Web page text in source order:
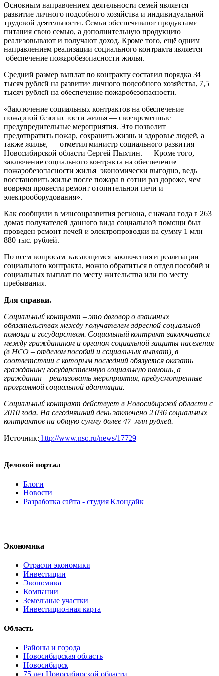
Основным направлением деятельности семей является
развитие личного подсобного хозяйства и индивидуальной
трудовой деятельности. Семьи обеспечивают продуктами
питания свою семью, а дополнительную продукцию
реализовывают и получают доход. Кроме того, ещё одним
направлением реализации социального контракта является
обеспечение пожаробезопасности жилья.
Средний размер выплат по контракту составил порядка 34
тысяч рублей на развитие личного подсобного хозяйства, 7,5
тысяч рублей на обеспечение пожаробезопасности.
«Заключение социальных контрактов на обеспечение
пожарной безопасности жилья — своевременные
предупредительные мероприятия. Это позволит
предотвратить пожар, сохранить жизнь и здоровье людей, а
также жилье, — отметил министр социального развития
Новосибирской области Сергей Пыхтин. — Кроме того,
заключение социального контракта на обеспечение
пожаробезопасности жилья экономически выгодно, ведь
восстановить жилье после пожара в сотни раз дороже, чем
вовремя провести ремонт отопительной печи и
электрооборудования».
Как сообщили в минсоцразвития региона, с начала года в 263
домах получателей данного вида социальной помощи был
проведен ремонт печей и электропроводки на сумму 1 млн
880 тыс. рублей.
По всем вопросам, касающимся заключения и реализации
социального контракта, можно обратиться в отдел пособий и
социальных выплат по месту жительства или по месту
пребывания.
Для справки.
Социальный контракт – это договор о взаимных
обязательствах между получателем адресной социальной
помощи и государством. Социальный контракт заключается
между гражданином и органом социальной защиты населения
(в НСО – отделом пособий и социальных выплат), в
соответствии с которым последний обязуется оказать
гражданину государственную социальную помощь, а
гражданин – реализовать мероприятия, предусмотренные
программой социальной адаптации.
Социальный контракт действует в Новосибирской области с
2010 года. На сегодняшний день заключено 2 036 социальных
контрактов на общую сумму более 47 млн рублей.
Источник: http://www.nso.ru/news/17729
Деловой портал
Блоги
Новости
Разработка сайта - студия Клондайк
Экономика
Отрасли экономики
Инвестиции
Экономика
Компании
Земельные участки
Инвестиционная карта
Область
Районы и города
Новосибирская область
Новосибирск
75 лет Новосибирской области